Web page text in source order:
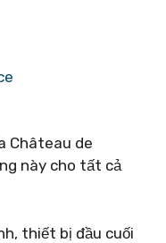
Château de
này cho tất cả
thiết bị đầu cuối